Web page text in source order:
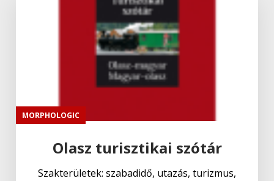
MORPHOLOGIC
Olasz turisztikai szótár
Szakterületek: szabadidő, utazás, turizmus,